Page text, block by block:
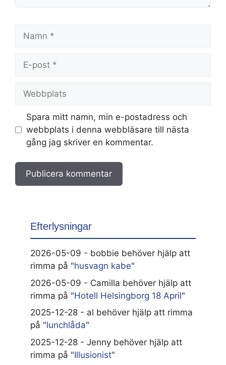
Namn
Webbplats
Spara mitt namn, min e-postadress och
webbplats i denna webbläsare till nästa
gång jag skriver en kommentar.
Efterlysningar
2026-05-09 - bobbie behöver hjälp att
rimma på "husvagn kabe"
2026-05-09 - Camilla behöver hjälp att
rimma på "Hotell Helsingborg 18 April"
2025-12-28 - al behöver hjälp att rimma
på "lunchlåda"
2025-12-28 - Jenny behöver hjälp att
rimma på "Illusionist"